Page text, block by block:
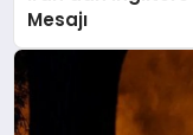
Mesajı